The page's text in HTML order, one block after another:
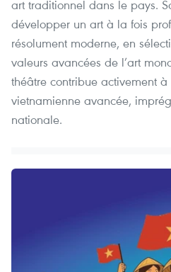
art traditionnel dans le pays.
développer un art à la fois
résolument moderne, en
valeurs avancées de l’art
théâtre contribue activement
vietnamienne avancée,
nationale.